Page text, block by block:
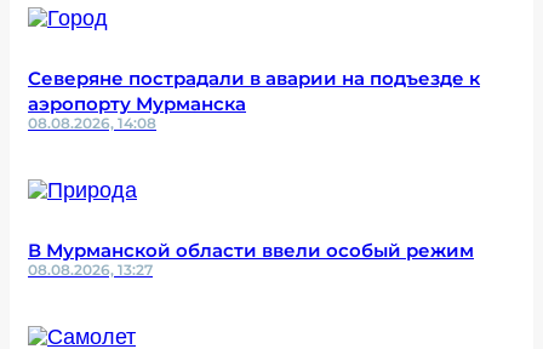
Северяне пострадали в аварии на подъезде к
аэропорту Мурманска
08.08.2026, 14:08
В Мурманской области ввели особый режим
08.08.2026, 13:27